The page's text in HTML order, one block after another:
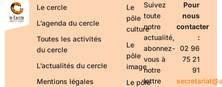
Le cercle
L’agenda du cercle
Toutes les activités
du cercle
L’actualités du cercle
Mentions légales
Le
pôle
culture
Le
pôle
image
Le pôle
Suivez
toute
notre
actualité,
abonnez-
vous à
notre
lettre
Pour
nous
contacter
:
02 96
75 21
91